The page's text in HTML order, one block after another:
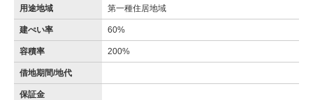
用途地域 第一種住居地域
建ぺい率 60%
容積率 200%
借地期間/地代
保証金